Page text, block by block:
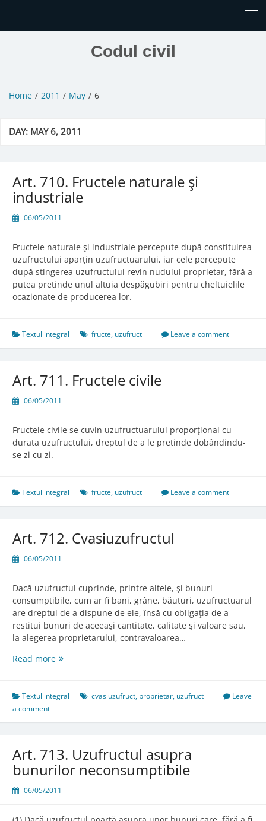
Codul civil
Home 2011 May 6
DAY: MAY 6, 2011
Art. 710. Fructele naturale şi
industriale
06/05/2011
Fructele naturale şi industriale percepute după constituirea
uzufructului aparţin uzufructuarului, iar cele percepute
după stingerea uzufructului revin nudului proprietar, fără a
putea pretinde unul altuia despăgubiri pentru cheltuielile
ocazionate de producerea lor.
Textul integral fructe, uzufruct Leave a comment
Art. 711. Fructele civile
06/05/2011
Fructele civile se cuvin uzufructuarului proporţional cu
durata uzufructului, dreptul de a le pretinde dobândindu-
se zi cu zi.
Textul integral fructe, uzufruct Leave a comment
Art. 712. Cvasiuzufructul
06/05/2011
Dacă uzufructul cuprinde, printre altele, şi bunuri
consumptibile, cum ar fi bani, grâne, băuturi, uzufructuarul
are dreptul de a dispune de ele, însă cu obligaţia de a
restitui bunuri de aceeaşi cantitate, calitate şi valoare sau,
la alegerea proprietarului, contravaloarea…
Read moreArt.
Textul integral cvasiuzufruct, proprietar, uzufruct
Leave
a comment
Art. 713. Uzufructul asupra
bunurilor neconsumptibile
06/05/2011